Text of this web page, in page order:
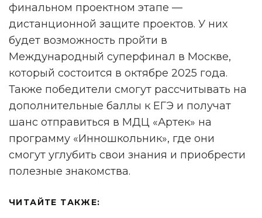
финальном проектном этапе —
дистанционной защите проектов. У них
будет возможность пройти в
Международный суперфинал в Москве,
который состоится в октябре 2025 года.
Также победители смогут рассчитывать на
дополнительные баллы к ЕГЭ и получат
шанс отправиться в МДЦ «Артек» на
программу «Инношкольник», где они
смогут углубить свои знания и приобрести
полезные знакомства.
ЧИТАЙТЕ ТАКЖЕ: